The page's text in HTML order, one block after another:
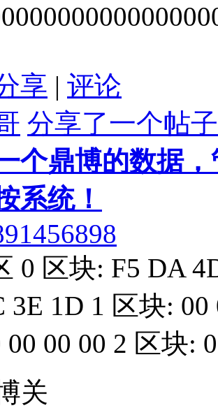
享 | 评论
分享了一个帖子
个鼎博的数据
系统！
0 区块: F5 DA
3E 1D 1 区块: 00
00 00 00 2 区块:
关